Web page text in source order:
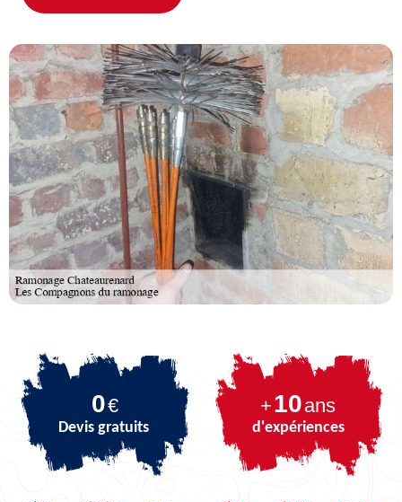
0€
Devis gratuits
+10ans
d'expériences